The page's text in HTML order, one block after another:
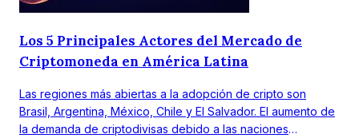
Los 5 Principales Actores del Mercado de
Criptomoneda en América Latina
Las regiones más abiertas a la adopción de cripto son
Brasil, Argentina, México, Chile y El Salvador. El aumento de
la demanda de criptodivisas debido a las naciones